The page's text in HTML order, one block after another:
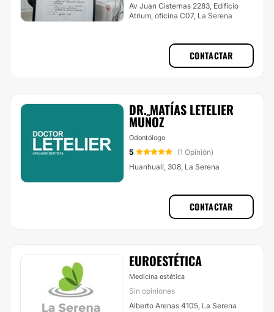
Av Juan Cisternas 2283, Edificio
Atrium, oficina C07, La Serena
CONTACTAR
DR. MATÍAS LETELIER
MUÑOZ
Odontólogo
5
(1 Opinión)
Huanhualí, 308, La Serena
CONTACTAR
EUROESTÉTICA
Medicina estética
Sin opiniones
Alberto Arenas 4105, La Serena